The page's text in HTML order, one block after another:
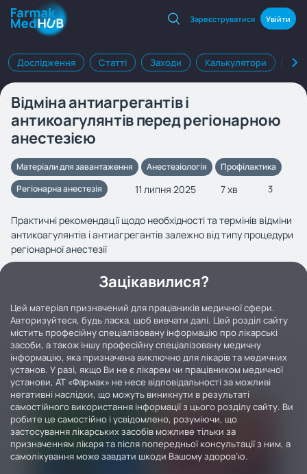
Зареєструватися Увійти
Дослідження Статті Заходи Калькулятори
Відміна антиагрегантів і
антикоагулянтів перед регіонарною
анестезією
Матеріали для завантаження Анестезіологія
Профілактика
Регіонарна анестезія
11 липня 2025 7 хв 3
Практичні рекомендації щодо необхідності та термінів відміни
антикоагулянтів і антиагрегантів залежно від типу процедури
регіонарної анестезії
Зацікавилися?
Цей матеріал призначений для працівників медичної сфери.
Авторизуйтеся, будь ласка, щоб вивчати далі. Цей розділ сайту
містить професійну спеціалізовану інформацію про лікарські
засоби, а також іншу професійну спеціалізовану медичну
інформацію, яка призначена виключно для лікарів та медичних
установ. У разі, якщо Ви не є лікарем чи працівником медичної
установи, АТ «Фармак» не несе відповідальності за можливі
негативні наслідки, що можуть виникнути в результаті
самостійного використання інформації з цього розділу сайту. Ви
робите це самостійно і усвідомлено, розуміючи, що
застосування лікарських засобів можливе тільки за
призначенням лікаря та після попередньої консультації з ним, а
самолікування може завдати шкоди Вашому здоров’ю.